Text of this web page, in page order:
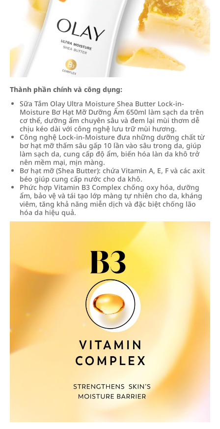
Thành phần chính và công dụng:
Sữa Tắm Olay Ultra Moisture Shea Butter Lock-in-
Moisture Bơ Hạt Mỡ Dưỡng Ẩm 650ml làm sạch da trên
cơ thể, dưỡng ẩm chuyên sâu và đem lại mùi thơm dễ
chịu kéo dài với công nghệ lưu trữ mùi hương.
Công nghệ Lock-in-Moisture đưa những dưỡng chất từ
bơ hạt mỡ thấm sâu gấp 10 lần vào sâu trong da, giúp
làm sạch da, cung cấp độ ẩm, biến hóa làn da khô trở
nên mềm mại, mịn màng.
Bơ hạt mỡ (Shea Butter): chứa Vitamin A, E, F và các axit
béo giúp cung cấp nước cho da khô.
Phức hợp Vitamin B3 Complex chống oxy hóa, dưỡng
ẩm, bảo vệ và tái tạo lớp màng tự nhiên cho da, kháng
viêm, tăng khả năng miễn dịch và đặc biệt chống lão
hóa da hiệu quả.